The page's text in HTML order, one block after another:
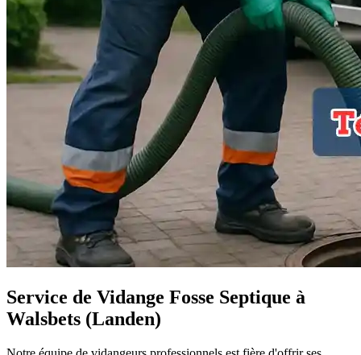
Service de Vidange Fosse Septique à
Walsbets (Landen)